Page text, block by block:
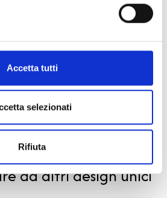
Accetta tutti
selezionati
Rifiuta
Deployant
Uomo
da altri design unici